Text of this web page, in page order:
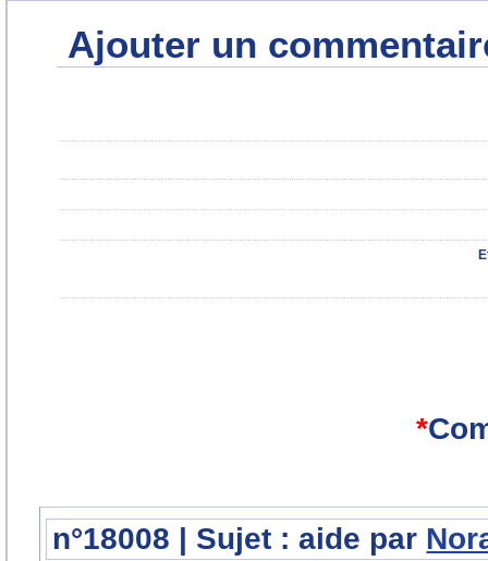
Ajouter un
*
n°18008 | Sujet : aide par